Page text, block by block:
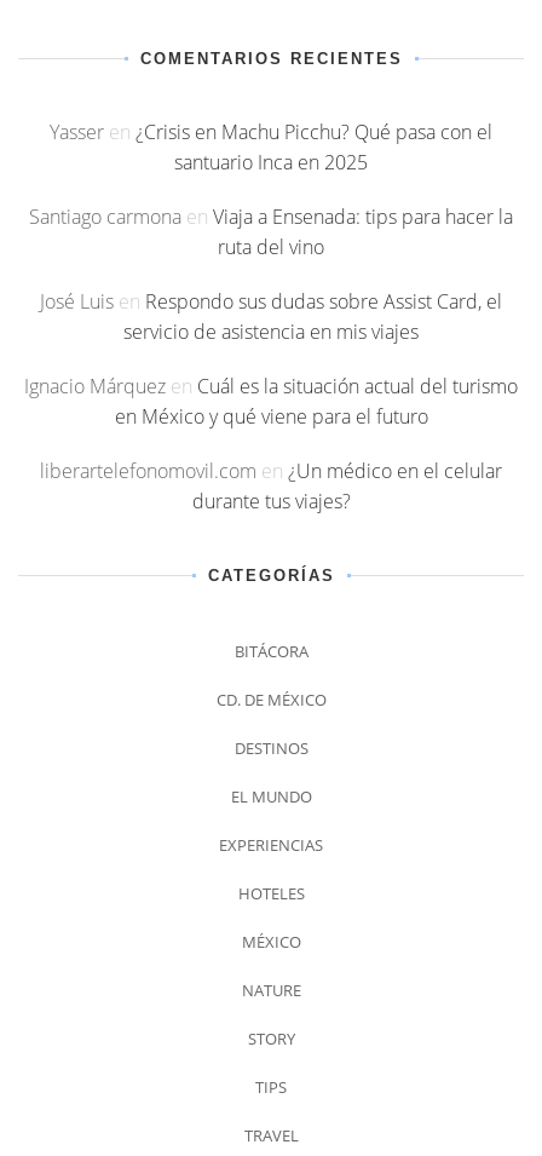
COMENTARIOS RECIENTES
Yasser en ¿Crisis en Machu Picchu? Qué pasa con el
santuario Inca en 2025
Santiago carmona en Viaja a Ensenada: tips para hacer la
ruta del vino
José Luis en Respondo sus dudas sobre Assist Card, el
servicio de asistencia en mis viajes
Ignacio Márquez en Cuál es la situación actual del turismo
en México y qué viene para el futuro
liberartelefonomovil.com en ¿Un médico en el celular
durante tus viajes?
CATEGORÍAS
BITÁCORA
CD. DE MÉXICO
DESTINOS
EL MUNDO
EXPERIENCIAS
HOTELES
MÉXICO
NATURE
STORY
TIPS
TRAVEL